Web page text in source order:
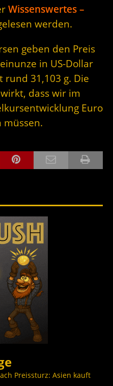
Wissenswertes –
werden.
geben den Preis
in US-Dollar
rund 31,103 g. Die
dass wir im
Euro
müssen.
Preissturz: Asien kauft